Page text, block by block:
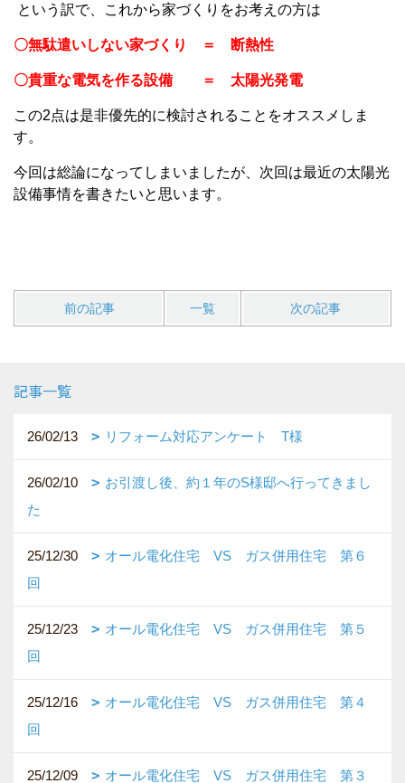
という訳で、これから家づくりをお考えの方は
〇無駄遣いしない家づくり ＝ 断熱性
〇貴重な電気を作る設備 ＝ 太陽光発電
この2点は是非優先的に検討されることをオススメしま
す。
今回は総論になってしまいましたが、次回は最近の太陽光
設備事情を書きたいと思います。
前の記事 一覧 次の記事
記事一覧
26/02/13 リフォーム対応アンケート T様
26/02/10
お引渡し後、約１年のS様邸へ行ってきまし
た
25/12/30
オール電化住宅 VS ガス併用住宅 第６
回
25/12/23
オール電化住宅 VS ガス併用住宅 第５
回
25/12/16
オール電化住宅 VS ガス併用住宅 第４
回
25/12/09
オール電化住宅 VS ガス併用住宅 第３